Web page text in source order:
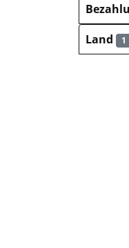
Land 1